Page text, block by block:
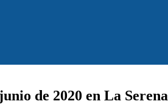
de 2020 en La Serena